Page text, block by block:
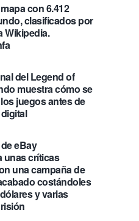
con 6.412
clasificados por
Wikipedia.
del Legend of
muestra cómo se
juegos antes de
eBay
unas críticas
una campaña de
costándoles
y varias